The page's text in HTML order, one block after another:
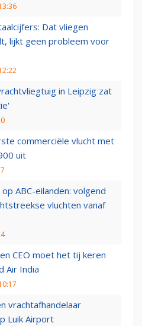
Dat vliegen
lijkt geen probleem voor
in Leipzig zat
commerciële vlucht met
uit
ABC-eilanden: volgend
vluchten vanaf
CEO moet het tij keren
Air India
vrachtafhandelaar
Luik Airport